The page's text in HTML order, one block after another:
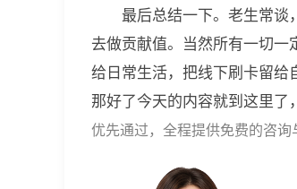
最后总结一下。老生常谈
去做贡献值。当然所有一切一
给日常生活，把线下刷卡留给
那好了今天的内容就到这里了，
优先通过，全程提供免费的咨询